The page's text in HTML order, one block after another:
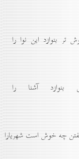
بنوازد اين نوا را
بنوازد آشنا را
چه خوش است شهريارا